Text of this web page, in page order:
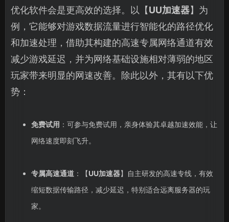
优化软件会是更高效的选择。以【UU加速器】为
例，它能够对游戏数据流量进行智能化的路径优化
和加速处理，借助其构建的高速专属网络通道有效
减少游戏延迟，并为网络基础设施相对薄弱的地区
玩家带来明显的网速改善。除此以外，其有以下优
势：
免费试用 ：可参与免费试用，亲身体验其卓越加速效能，让
网络速度即刻飞升。
专属高速通道：【UU加速器】自主研发的高速专线，有效
缩短数据传输路径，减少延迟，特别适合远离服务器的玩
家。